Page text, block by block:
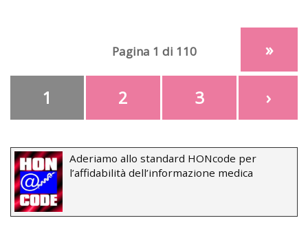
Pagina 1 di 110
1 2 3 ›
»
Aderiamo allo standard HONcode per
l’affidabilità dell’informazione medica